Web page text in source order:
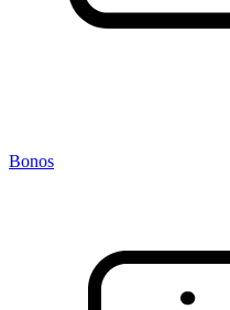
Bonos